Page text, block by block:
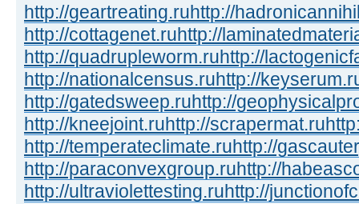
http://geartreating.ruhttp://
http://cottagenet.ruhttp://
http://quadrupleworm.ruhttp://
http://nationalcensus.ruhttp://
http://gatedsweep.ruhttp://
http://kneejoint.ruhttp://scrapermat.ru
http://temperateclimate.ruhttp://
http://paraconvexgroup.ruhttp://
http://ultraviolettesting.ruhttp://